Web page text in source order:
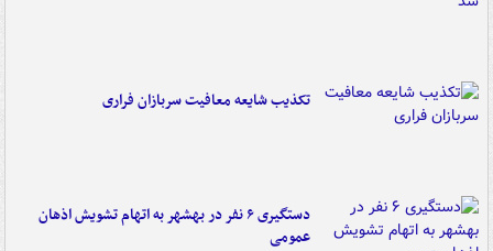
تکذیب شایعه معافیت سربازان فراری
دستگیری ۶ نفر در بهشهر به اتهام تشویش اذهان
عمومی